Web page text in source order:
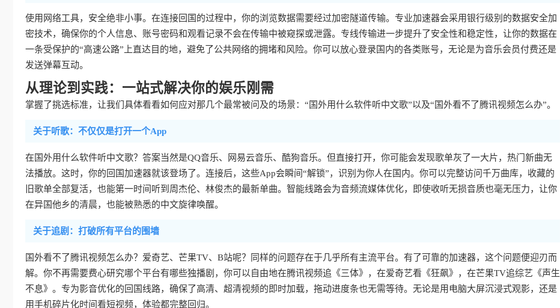
使用网络工具，安全绝非小事。在连接回国的过程中，你的浏览数据需要经过加密隧道传输。专业加速器会采用银行级别的数据安全加
密技术，确保你的个人信息、账号密码和观看记录不会在传输中被窥探或泄露。专线传输进一步提升了安全性和稳定性，让你的数据在
一条受保护的“高速公路”上直达目的地，避免了公共网络的拥堵和风险。你可以放心登录国内的各类账号，无论是为音乐会员付费还是
发送弹幕互动。
从理论到实践：一站式解决你的娱乐刚需
掌握了挑选标准，让我们具体看看如何应对那几个最常被问及的场景：“国外用什么软件听中文歌”以及“国外看不了腾讯视频怎么办”。
关于听歌：不仅仅是打开一个App
在国外用什么软件听中文歌？答案当然是QQ音乐、网易云音乐、酷狗音乐。但直接打开，你可能会发现歌单灰了一大片，热门新曲无
法播放。这时，你的回国加速器就该登场了。连接后，这些App会瞬间“解锁”，识别为你人在国内。你可以完整访问千万曲库，收藏的
旧歌单全部复活，也能第一时间听到周杰伦、林俊杰的最新单曲。智能线路会为音频流媒体优化，即使收听无损音质也毫无压力，让你
在异国他乡的清晨，也能被熟悉的中文旋律唤醒。
关于追剧：打破所有平台的围墙
国外看不了腾讯视频怎么办？爱奇艺、芒果TV、B站呢？同样的问题存在于几乎所有主流平台。有了可靠的加速器，这个问题便迎刃而
解。你不再需要费心研究哪个平台有哪些独播剧，你可以自由地在腾讯视频追《三体》，在爱奇艺看《狂飙》，在芒果TV追综艺《声生
不息》。专为影音优化的回国线路，确保了高清、超清视频的即时加载，拖动进度条也无需等待。无论是用电脑大屏沉浸式观影，还是
用手机碎片化时间看短视频，体验都完整回归。